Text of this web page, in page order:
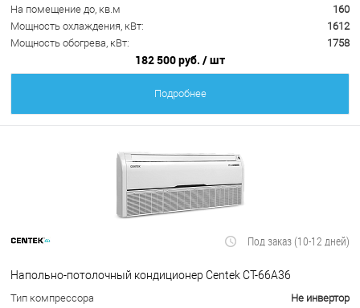
На помещение до, кв.м
160
Мощность охлаждения, кВт:
1612
Мощность обогрева, кВт:
1758
182 500 руб. / шт
Подробнее
Под заказ (10-12 дней)
Напольно-потолочный кондиционер Centek CT-66A36
Тип компрессора
Не инвертор